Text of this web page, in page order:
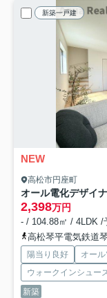
新築一戸建
NEW
高松市円座町
2,398万円
- / 104.88㎡ / 4LDK /
高松琴平電気鉄道
陽当り良好 オー
ウォークインシュー
新築